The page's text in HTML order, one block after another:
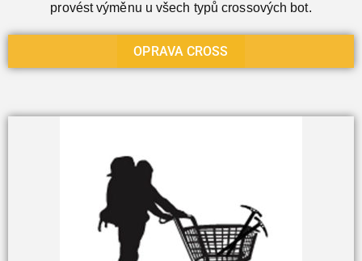
provést výměnu u všech typů crossových bot.
OPRAVA CROSS